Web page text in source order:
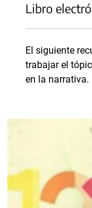
Libro
El siguiente
trabajar el
en la narrativa.